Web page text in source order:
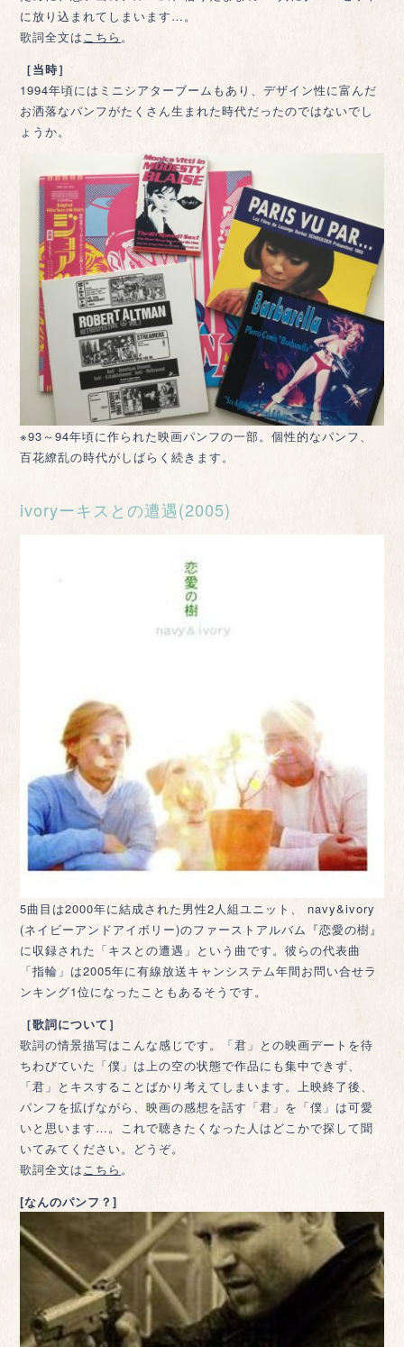
に放り込まれてしまいます…。
歌詞全文はこちら 。
［当時］
1994年頃にはミニシアターブームもあり、デザイン性に富んだ
お洒落なパンフがたくさん生まれた時代だったのではないでし
ょうか。
※93～94年頃に作られた映画パンフの一部。個性的なパンフ、
百花繚乱の時代がしばらく続きます。
ivoryーキスとの遭遇(2005)
5曲目は2000年に結成された男性2人組ユニット、 navy&ivory
(ネイビーアンドアイボリー)のファーストアルバム『恋愛の樹』
に収録された「キスとの遭遇」という曲です。彼らの代表曲
「指輪」は2005年に有線放送キャンシステム年間お問い合せラ
ンキング1位になったこともあるそうです。
［歌詞について］
歌詞の情景描写はこんな感じです。「君」との映画デートを待
ちわびていた「僕」は上の空の状態で作品にも集中できず、
「君」とキスすることばかり考えてしまいます。上映終了後、
パンフを拡げながら、映画の感想を話す「君」を「僕」は可愛
いと思います…。これで聴きたくなった人はどこかで探して聞
いてみてください。どうぞ。
歌詞全文はこちら 。
[なんのパンフ？]